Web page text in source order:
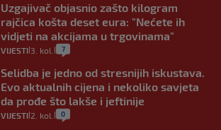
Uzgajivač objasnio zašto kilogram
rajčica košta deset eura: "Nećete ih
vidjeti na akcijama u trgovinama"
VIJESTI 3. kol. 7
Selidba je jedno od stresnijih iskustava.
Evo aktualnih cijena i nekoliko savjeta
da prođe što lakše i jeftinije
VIJESTI 2. kol. 0